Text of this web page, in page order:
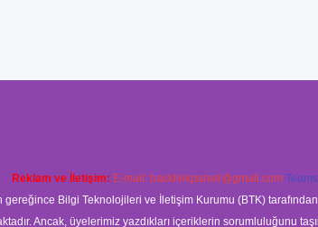
Reklam ve İletişim: E-mail: backlinkpaneli@gmail.com
gereğince Bilgi Teknolojileri ve İletişim Kurumu (BTK)
Ancak, üyelerimiz yazdıkları içeriklerin sorumluluğunu